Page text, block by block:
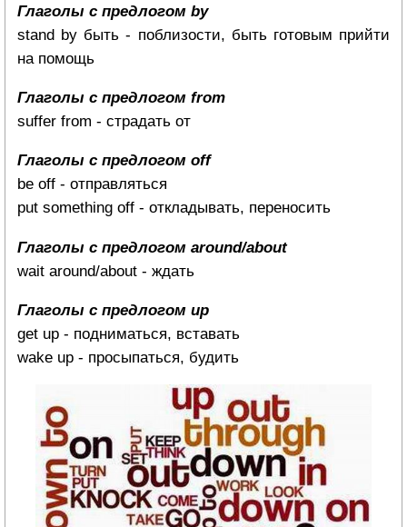
Глаголы с предлогом by
stand by быть - поблизости, быть готовым прийти
на помощь
Глаголы с предлогом from
suffer from - страдать от
Глаголы с предлогом off
be off - отправляться
put something off - откладывать, переносить
Глаголы с предлогом around/about
wait around/about - ждать
Глаголы с предлогом up
get up - подниматься, вставать
wake up - просыпаться, будить